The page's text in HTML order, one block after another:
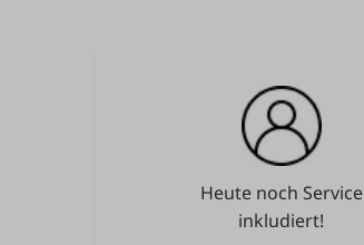
Heute noch Service
inkludiert!